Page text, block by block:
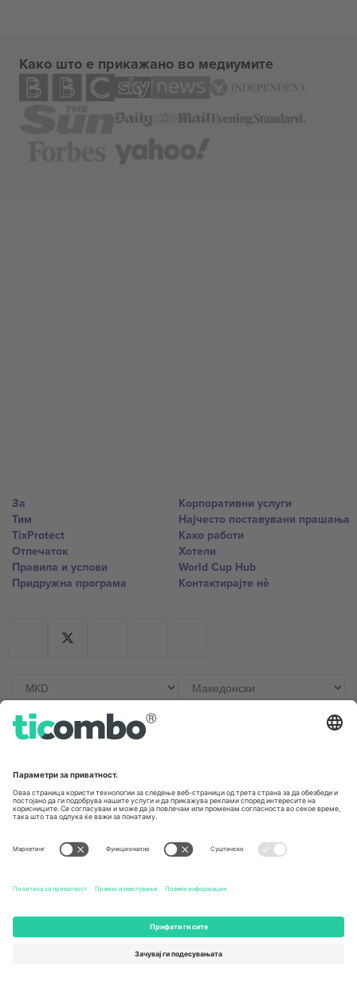
Како што е прикажано во медиумите
За
Тим
TixProtect
Отпечаток
Правила и услови
Придружна програма
Корпоративни услуги
Најчесто поставувани прашања
Како работи
Хотели
World Cup Hub
Контактирајте нѐ
Канцеларии и поддршка
Germany
Unter den Linden 24, 10117
Berlin, Germany
167 City Road, London, Greater
131 Continental Dr, Suite 305,
Dorfstrasse 52a, 6390
United Arab Emirates